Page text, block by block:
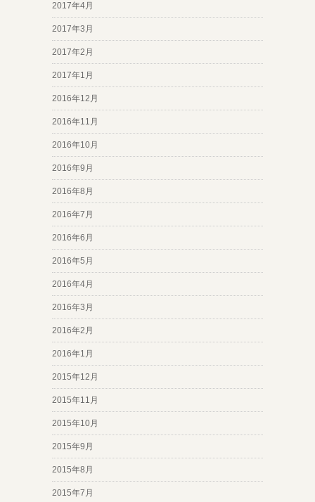
2017年4月
2017年3月
2017年2月
2017年1月
2016年12月
2016年11月
2016年10月
2016年9月
2016年8月
2016年7月
2016年6月
2016年5月
2016年4月
2016年3月
2016年2月
2016年1月
2015年12月
2015年11月
2015年10月
2015年9月
2015年8月
2015年7月